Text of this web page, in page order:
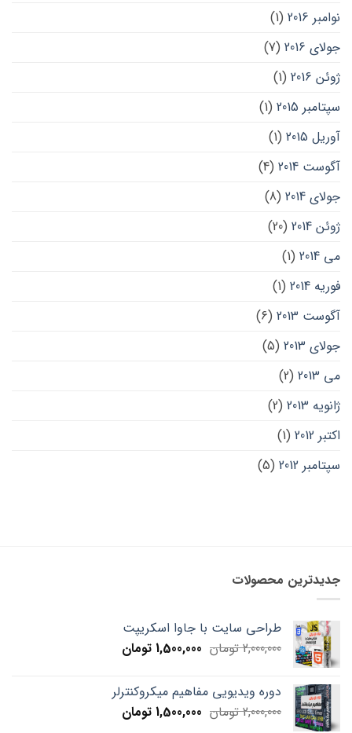
نوامبر 2016
(1)
جولای 2016
(7)
ژوئن 2016
(1)
سپتامبر 2015
(1)
آوریل 2015
(1)
آگوست 2014
(4)
جولای 2014
(8)
ژوئن 2014
(20)
می 2014
(1)
فوریه 2014
(1)
آگوست 2013
(6)
جولای 2013
(5)
می 2013
(2)
ژانویه 2013
(2)
اکتبر 2012
(1)
سپتامبر 2012
(5)
جدیدترین محصولات
طراحی سایت با جاوا اسکریپت
2,000,000 تومان Original
2,000,000 تومان.
1,500,000 تومانCurrent
1,500,000 تومان.دوره ویدیویی مفاهیم میکروکنترلر
2,000,000 تومان Original
1,500,000 تومانCurrent